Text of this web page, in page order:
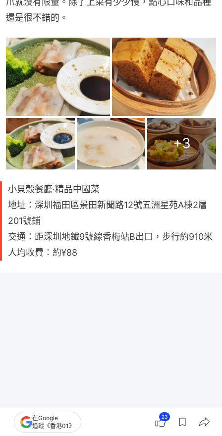
還是很不錯的。
+3
小貝殼餐廳‧精品中國菜
地址：深圳福田區景田新聞路12號五洲星苑A棟2層
201號鋪
交通：距深圳地鐵9號線香梅站B出口，步行約910米
人均收費：約¥88
在Google
追蹤《香港01》
23